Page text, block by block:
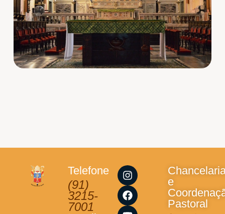
Telefone
(91)
3215-
7001
I
n
s
t
a
F
a
c
e
b
Y
o
u
t
u
L
i
n
k
e
Pastoral